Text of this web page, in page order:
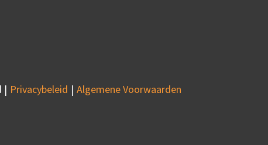
| Privacybeleid Algemene Voorwaarden